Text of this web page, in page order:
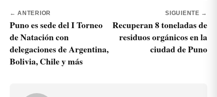
← ANTERIOR
Puno es sede del I Torneo
de Natación con
delegaciones de Argentina,
Bolivia, Chile y más
SIGUIENTE →
Recuperan 8 toneladas de
residuos orgánicos en la
ciudad de Puno